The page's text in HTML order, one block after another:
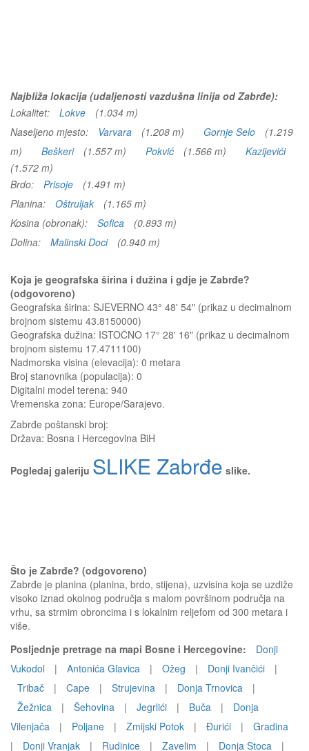
Najbliža lokacija (udaljenosti vazdušna linija od Zabrđe):
Lokalitet:
Lokve
(1.034 m)
Naseljeno mjesto:
Varvara (1.208 m) Gornje Selo
(1.219
m)
Beškeri (1.557 m) Pokvić (1.566 m)
Kazijevići
(1.572 m)
Brdo:
Prisoje
(1.491 m)
Planina:
Oštruljak
(1.165 m)
Kosina (obronak):
Sofica
(0.893 m)
Dolina:
Malinski Doci (0.940 m)
Koja je geografska širina i dužina i gdje je Zabrđe?
(odgovoreno)
Geografska širina: SJEVERNO 43° 48' 54" (prikaz u decimalnom
brojnom sistemu 43.8150000)
Geografska dužina: ISTOČNO 17° 28' 16" (prikaz u decimalnom
brojnom sistemu 17.4711100)
Nadmorska visina (elevacija): 0 metara
Broj stanovnika (populacija): 0
Digitalni model terena: 940
Vremenska zona: Europe/Sarajevo.
Zabrđe poštanski broj:
Država: Bosna i Hercegovina BiH
Pogledaj galeriju SLIKE Zabrđe slike.
Što je Zabrđe? (odgovoreno)
Zabrđe je planina (planina, brdo, stijena), uzvisina koja se uzdiže
visoko iznad okolnog područja s malom površinom područja na
vrhu, sa strmim obroncima i s lokalnim reljefom od 300 metara i
više.
Posljednje pretrage na mapi Bosne i Hercegovine:
Donji
Vukodol
| Antonića Glavica | Ožeg | Donji Ivančići
|
Tribač
| Cape | Strujevina | Donja Trnovica
|
Žežnica
| Šehovina | Jegrlići | Buča |
Donja
Vilenjača
| Poljane | Zmijski Potok | Đurići |
Gradina
|
Donji Vranjak | Rudinice | Zavelim | Donja Stoca |